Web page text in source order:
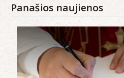
Panašios naujienos